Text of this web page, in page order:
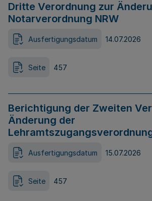
Dritte Verordnung zur
Notarverordnung NRW
Ausfertigungsdatum 14.07.2026
Seite 457
Berichtigung der Zweiten
Änderung der
Ausfertigungsdatum 15.07.2026
Seite 457